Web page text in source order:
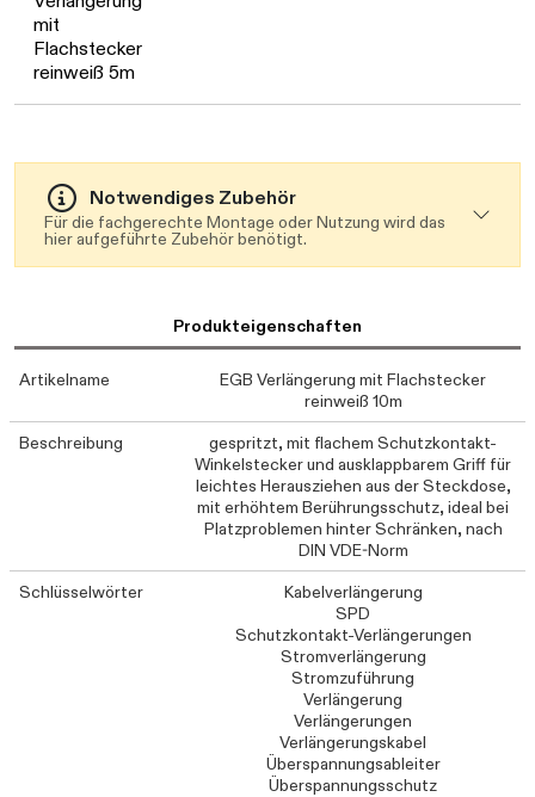
mit
Flachstecker
reinweiß 5m
Daten werden
Notwendiges Zubehör
Für die fachgerechte Montage oder Nutzung wird das
hier aufgeführte Zubehör benötigt.
Produkteigenschaften
Artikelname
EGB Verlängerung mit Flachstecker
reinweiß 10m
Beschreibung
gespritzt, mit flachem Schutzkontakt-
Winkelstecker und ausklappbarem Griff für
leichtes Herausziehen aus der Steckdose,
mit erhöhtem Berührungsschutz, ideal bei
Platzproblemen hinter Schränken, nach
DIN VDE-Norm
Schlüsselwörter
Kabelverlängerung
SPD
Schutzkontakt-Verlängerungen
Stromverlängerung
Stromzuführung
Verlängerung
Verlängerungen
Verlängerungskabel
Überspannungsableiter
Überspannungsschutz